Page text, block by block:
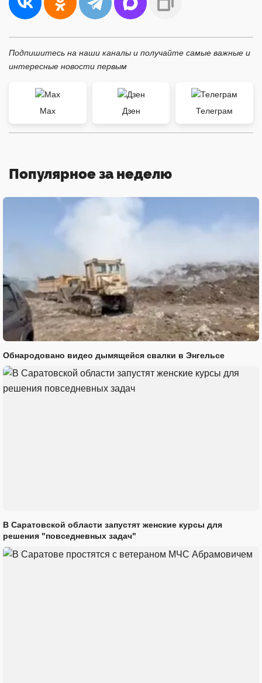
Подпишитесь на наши каналы и получайте самые важные и
интересные новости первым
Max Дзен Телеграм
Популярное за неделю
Обнародовано видео дымящейся свалки в Энгельсе
В Саратовской области запустят женские курсы для
решения "повседневных задач"